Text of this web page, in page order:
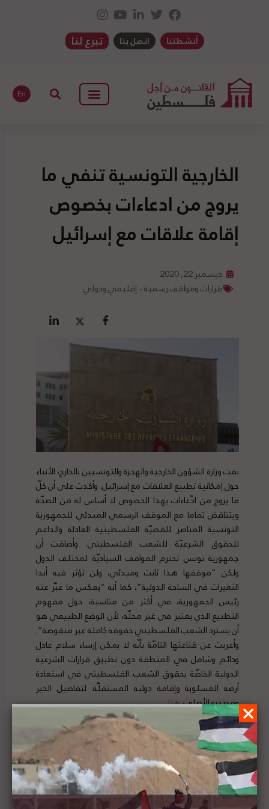
أنشطتنا اتصل بنا تبرع لنا
En
الخارجية التونسية تنفي ما
يروج من ادعاءات بخصوص
إقامة علاقات مع إسرائيل
ديسمبر 22, 2020
قرارات ومواقف رسمية - إقليمي ودولي
نفت وزارة الشؤون الخارجية والهجرة والتونسيين بالخارج، الأنباء
حول إمكانية تطبيع العلاقات مع إسرائيل. وأكدت على أن كلّ
ما يروج من ادّعاءات بهذا الخصوص لا أساس له من الصحّة
ويتناقض تماما مع الموقف الرسمي المبدئي للجمهورية
التونسية المناصر للقضيّة الفلسطينية العادلة والداعم
للحقوق الشرعيّة للشعب الفلسطيني. وأضافت أن
جمهورية تونس تحترم المواقف السياديّة لمختلف الدول
ولكن “موقفها هذا ثابت ومبدئي، ولن تؤثر فيه أبدا
التغيرات في الساحة الدولية”، كما أنه “يعكس ما عبّر عنه
رئيس الجمهورية، في أكثر من مناسبة، حول مفهوم
التطبيع الذي يعتبر في غير محلّه، لأن الوضع الطبيعي هو
أن يسترد الشعب الفلسطيني حقوقه كاملة غير منقوصة”.
وأعربت عن قناعتها التامّة بأنّه لا يمكن إرساء سلام عادل
ودائم وشامل في المنطقة دون تطبيق قرارات الشرعية
الدولية الخاصّة بحقوق الشعب الفلسطيني في استعادة
أرضه المسلوبة وإقامة دولته المستقلّة. لتفاصيل الخبر
ومصدره الأصلي،هنا
عدالة: يجب إلغاء قانون القومية كونه يرسخ الفوقية
اليهودية ويؤسس لنظام فصل عنصري